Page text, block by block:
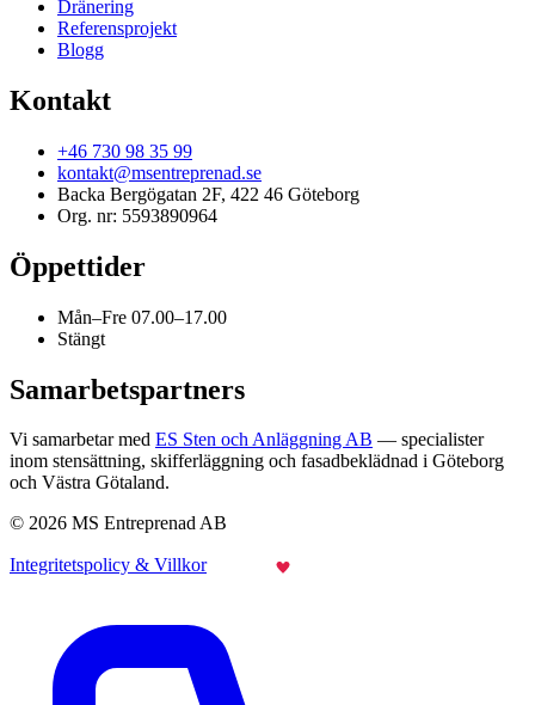
Dränering
Referensprojekt
Blogg
Kontakt
+46 730 98 35 99
kontakt@msentreprenad.se
Backa Bergögatan 2F, 422 46 Göteborg
Org. nr: 5593890964
Öppettider
Mån–Fre 07.00–17.00
Stängt
Samarbetspartners
Vi samarbetar med ES Sten och Anläggning AB — specialister
inom stensättning, skifferläggning och fasadbeklädnad i Göteborg
och Västra Götaland.
© 2026 MS Entreprenad AB
Integritetspolicy & Villkor by Webraketen